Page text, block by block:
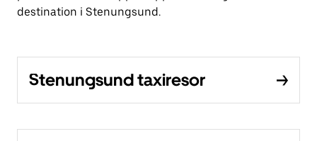
destination i Stenungsund.
Stenungsund taxiresor